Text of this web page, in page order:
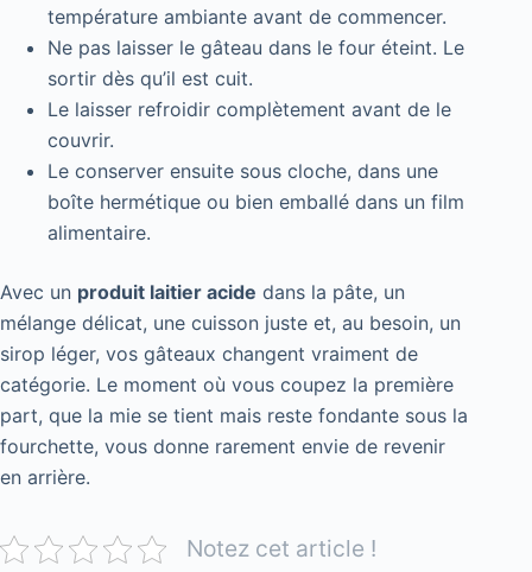
température ambiante avant de commencer.
Ne pas laisser le gâteau dans le four éteint. Le
sortir dès qu’il est cuit.
Le laisser refroidir complètement avant de le
couvrir.
Le conserver ensuite sous cloche, dans une
boîte hermétique ou bien emballé dans un film
alimentaire.
Avec un produit laitier acide dans la pâte, un
mélange délicat, une cuisson juste et, au besoin, un
sirop léger, vos gâteaux changent vraiment de
catégorie. Le moment où vous coupez la première
part, que la mie se tient mais reste fondante sous la
fourchette, vous donne rarement envie de revenir
en arrière.
Notez cet article !